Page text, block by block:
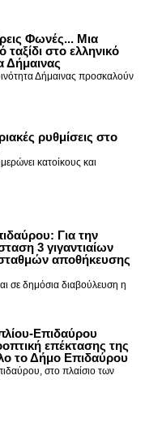
Φωνές... Μια
στο ελληνικό
Δήμαινας
Δήμαινας προσκαλούν
ρυθμίσεις στο
κατοίκους και
Για την
3 γιγαντιαίων
αποθήκευσης
σε δημόσια διαβούλευση η
Επιδαύρου
επέκτασης της
το Δήμο Επιδαύρου
στο πλαίσιο των